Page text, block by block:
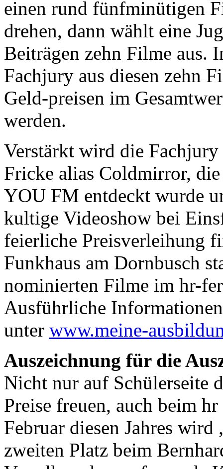
einen rund fünfminütigen
drehen, dann wählt eine
Beiträgen zehn Filme aus.
Fachjury aus diesen zehn
Geld-preisen im
werden.
Verstärkt wird die
Fricke alias Coldmirror,
YOU FM entdeckt wurde
kultige Videoshow bei
feierliche Preisverleihung
Funkhaus am Dornbusch
nominierten Filme im hr-
Ausführliche
unter www.meine-
Auszeichnung für die
Nicht nur auf Schülerseite
Preise freuen, auch beim
Februar diesen Jahres
zweiten Platz beim